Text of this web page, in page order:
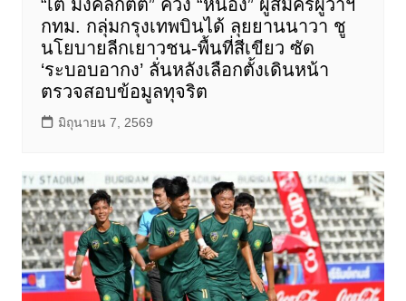
“เต้ มงคลกิตติ์” ควง “หน่อง” ผู้สมัครผู้ว่าฯ
กทม. กลุ่มกรุงเทพบินได้ ลุยยานนาวา ชู
นโยบายลีกเยาวชน-พื้นที่สีเขียว ซัด
‘ระบอบอากง’ ลั่นหลังเลือกตั้งเดินหน้า
ตรวจสอบข้อมูลทุจริต
มิถุนายน 7, 2569